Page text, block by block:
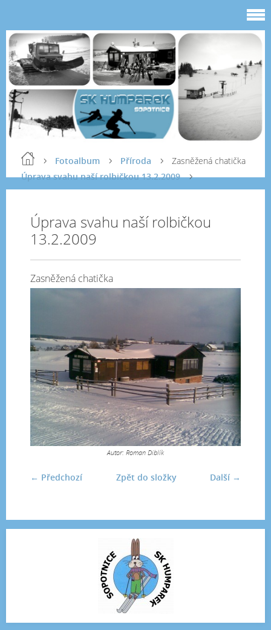
Fotoalbum
Příroda
Úprava svahu naší rolbičkou 13.2.2009
Zasněžená chatička
Úprava svahu naší rolbičkou
13.2.2009
Zasněžená chatička
Autor: Roman Diblík
← Předchozí Další →
Zpět do složky